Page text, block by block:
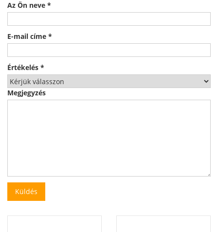
Az Ön neve *
E-mail címe *
Értékelés *
Megjegyzés